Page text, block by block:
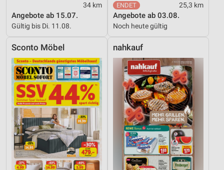
34 km
Angebote ab 15.07.
Gültig bis Di. 11.08.
25,3 km
Angebote ab 03.08.
Noch heute gültig
Sconto Möbel nahkauf